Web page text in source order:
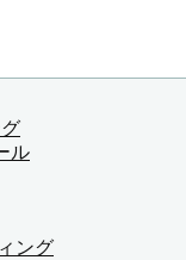
ル
ング